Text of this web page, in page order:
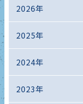
2026年
2025年
2024年
2023年